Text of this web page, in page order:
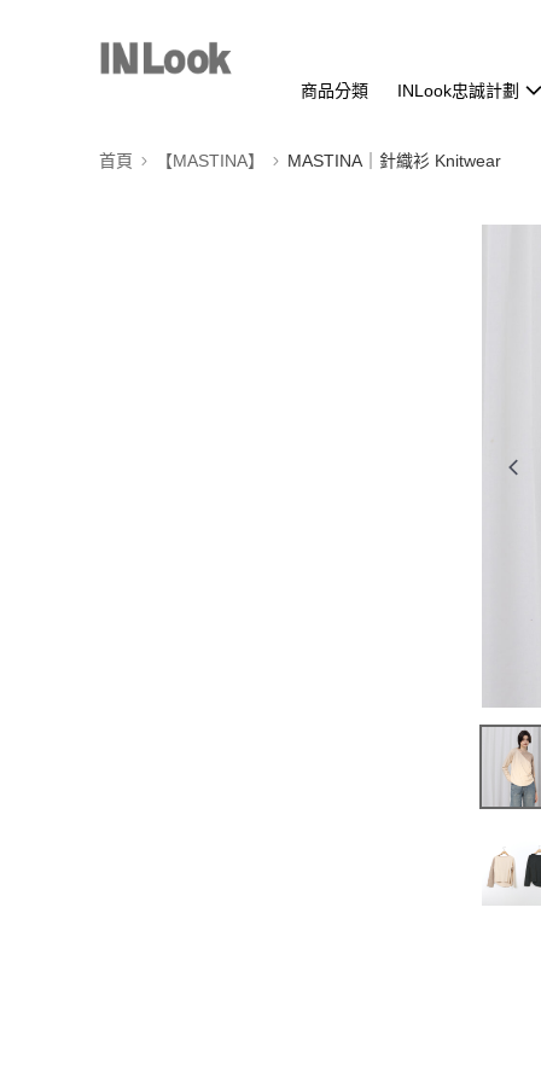
商品分類 INLook忠誠計劃
首頁 【MASTINA】 MASTINA｜針織衫 Knitwear